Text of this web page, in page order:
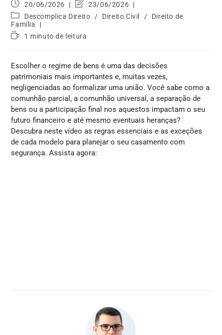
20/06/2026
23/06/2026
Descomplica Direito
/ Direito Civil /
Direito de
Família
1 minuto de leitura
Escolher o regime de bens é uma das decisões
patrimoniais mais importantes e, muitas vezes,
negligenciadas ao formalizar uma união. Você sabe como a
comunhão parcial, a comunhão universal, a separação de
bens ou a participação final nos aquestos impactam o seu
futuro financeiro e até mesmo eventuais heranças?
Descubra neste vídeo as regras essenciais e as exceções
de cada modelo para planejar o seu casamento com
segurança. Assista agora: